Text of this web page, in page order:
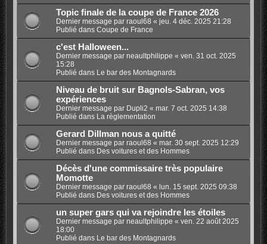
Topic finale de la coupe de France 2026
Dernier message par raoul68 « jeu. 4 déc. 2025 21:28
Publié dans Coupe de France
c'est Halloween...
Dernier message par neaultphilippe « ven. 31 oct. 2025
15:28
Publié dans Le bar des Montagnards
Niveau de bruit sur Bagnols-Sabran, vos
expériences
Dernier message par Dupli2 « mar. 7 oct. 2025 14:38
Publié dans La règlementation
Gerard Dillman nous a quitté
Dernier message par raoul68 « mar. 30 sept. 2025 12:29
Publié dans Des voitures et des Hommes
Décès d'une commissaire très populaire
Momotte
Dernier message par raoul68 « lun. 15 sept. 2025 09:38
Publié dans Des voitures et des Hommes
un super gars qui va rejoindre les étoiles
Dernier message par neaultphilippe « ven. 22 août 2025
18:00
Publié dans Le bar des Montagnards